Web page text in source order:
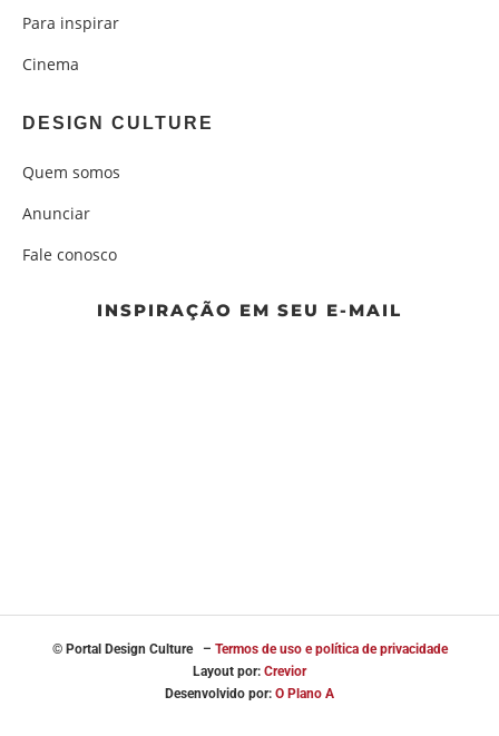
Para inspirar
Cinema
DESIGN CULTURE
Quem somos
Anunciar
Fale conosco
INSPIRAÇÃO EM SEU E-MAIL
© Portal Design Culture – Termos de uso e política de privacidade
Layout por: Crevior
Desenvolvido por: O Plano A